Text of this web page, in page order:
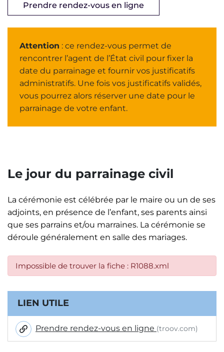
Prendre rendez-vous en ligne
Attention : ce rendez-vous permet de
rencontrer l’agent de l’État civil pour fixer la
date du parrainage et fournir vos justificatifs
administratifs. Une fois vos justificatifs validés,
vous pourrez alors réserver une date pour le
parrainage de votre enfant.
Le jour du parrainage civil
La cérémonie est célébrée par le maire ou un de ses
adjoints, en présence de l’enfant, ses parents ainsi
que ses parrains et/ou marraines. La cérémonie se
déroule généralement en salle des mariages.
Impossible de trouver la fiche : R1088.xml
Informations complémentaires
LIEN UTILE
Prendre rendez-vous en ligne (troov.com)